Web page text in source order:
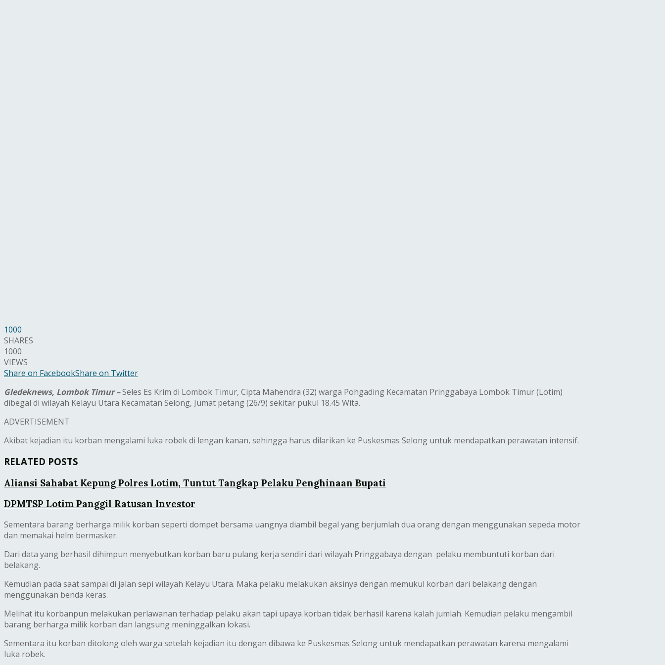
1000
SHARES
1000
VIEWS
Share on FacebookShare on Twitter
Gledeknews, Lombok Timur –Seles Es Krim di Lombok Timur, Cipta Mahendra (32) warga Pohgading Kecamatan Pringgabaya Lombok Timur (Lotim)
dibegal di wilayah Kelayu Utara Kecamatan Selong, Jumat petang (26/9) sekitar pukul 18.45 Wita.
ADVERTISEMENT
Akibat kejadian itu korban mengalami luka robek di lengan kanan, sehingga harus dilarikan ke Puskesmas Selong untuk mendapatkan perawatan intensif.
RELATED POSTS
Aliansi Sahabat Kepung Polres Lotim, Tuntut Tangkap Pelaku Penghinaan Bupati
DPMTSP Lotim Panggil Ratusan Investor
Sementara barang berharga milik korban seperti dompet bersama uangnya diambil begal yang berjumlah dua orang dengan menggunakan sepeda motor
dan memakai helm bermasker.
Dari data yang berhasil dihimpun menyebutkan korban baru pulang kerja sendiri dari wilayah Pringgabaya dengan pelaku membuntuti korban dari
belakang.
Kemudian pada saat sampai di jalan sepi wilayah Kelayu Utara. Maka pelaku melakukan aksinya dengan memukul korban dari belakang dengan
menggunakan benda keras.
Melihat itu korbanpun melakukan perlawanan terhadap pelaku akan tapi upaya korban tidak berhasil karena kalah jumlah. Kemudian pelaku mengambil
barang berharga milik korban dan langsung meninggalkan lokasi.
Sementara itu korban ditolong oleh warga setelah kejadian itu dengan dibawa ke Puskesmas Selong untuk mendapatkan perawatan karena mengalami
luka robek.